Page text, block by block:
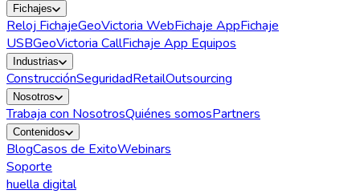
Fichajes
Reloj FichajeGeoVictoria WebFichaje AppFichaje
USBGeoVictoria CallFichaje App Equipos
Industrias
ConstrucciónSeguridadRetailOutsourcing
Nosotros
Trabaja con NosotrosQuiénes somosPartners
Contenidos
BlogCasos de ExitoWebinars
Soporte
huella digital